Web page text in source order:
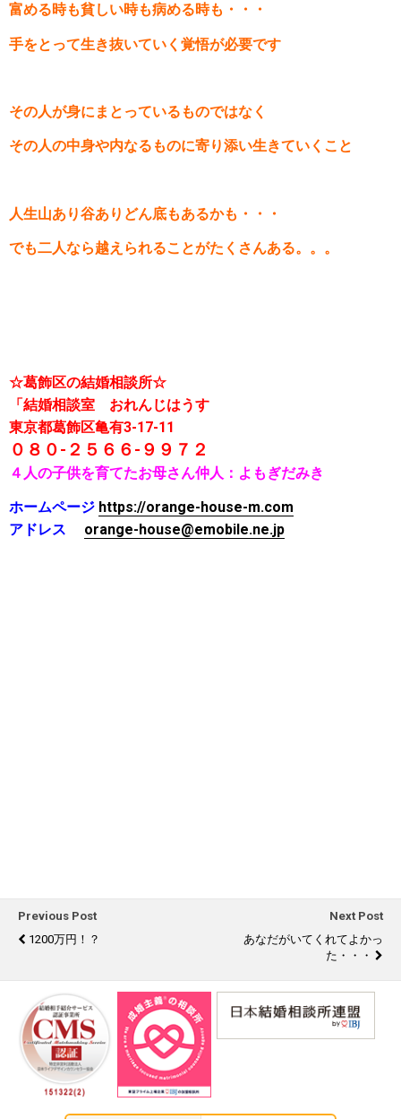
富める時も貧しい時も病める時も・・・
手をとって生き抜いていく覚悟が必要です
その人が身にまとっているものではなく
その人の中身や内なるものに寄り添い生きていくこと
人生山あり谷ありどん底もあるかも・・・
でも二人なら越えられることがたくさんある。。。
☆葛飾区の結婚相談所☆
「結婚相談室 おれんじはうす
東京都葛飾区亀有3-17-11
０８０-２５６６-９９７２
４人の子供を育てたお母さん仲人： よもぎだみき
ホームページ https://orange-house-m.com
アドレス
orange-house@emobile.ne.jp
Previous Post
1200万円！？
Next Post
あなだがいてくれてよかっ
た・・・